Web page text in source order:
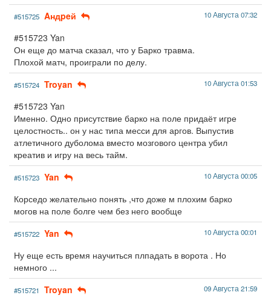
#515725 Aндpeй 10 Августа 07:32
#515723 Yan
Он еще до матча сказал, что у Барко травма.
Плохой матч, проиграли по делу.
#515724 Troyan 10 Августа 01:53
#515723 Yan
Именно. Одно присутствие барко на поле придаёт игре
целостность.. он у нас типа месси для аргов. Выпустив
атлетичного дуболома вместо мозгового центра убил
креатив и игру на весь тайм.
#515723 Yan 10 Августа 00:05
Корседо желательно понять ,что доже м плохим барко
могов на поле болге чем без него вообще
#515722 Yan 10 Августа 00:01
Ну еще есть время научиться плпадать в ворота . Но
немного ...
#515721 Troyan 09 Августа 21:59